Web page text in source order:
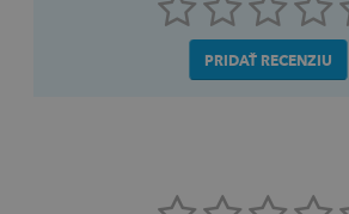
PRIDAŤ RECENZIU